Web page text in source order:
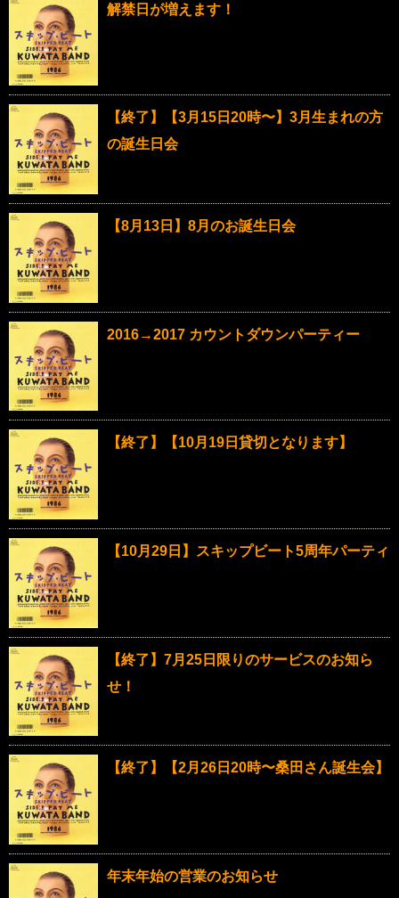
解禁日が増えます！
【終了】【3月15日20時〜】3月生まれの方
の誕生日会
【8月13日】8月のお誕生日会
2016→2017 カウントダウンパーティー
【終了】【10月19日貸切となります】
【10月29日】スキップビート5周年パーティ
【終了】7月25日限りのサービスのお知ら
せ！
【終了】【2月26日20時〜桑田さん誕生会】
年末年始の営業のお知らせ